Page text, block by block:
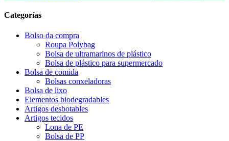
Categorías
Bolso da compra
Roupa Polybag
Bolsa de ultramarinos de plástico
Bolsa de plástico para supermercado
Bolsa de comida
Bolsas conxeladoras
Bolsa de lixo
Elementos biodegradables
Artigos desbotables
Artigos tecidos
Lona de PE
Bolsa de PP